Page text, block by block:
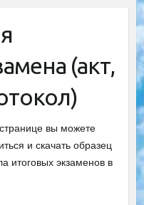
(акт,
вы можете
и скачать образец
итоговых экзаменов в